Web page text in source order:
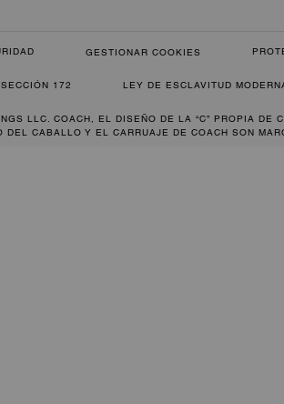
GESTIONAR COOKIES
172 LEY DE ESCLAVITUD
LLC. COACH, EL DISEÑO DE LA “C” PROPIA DE
DEL CABALLO Y EL CARRUAJE DE COACH SON